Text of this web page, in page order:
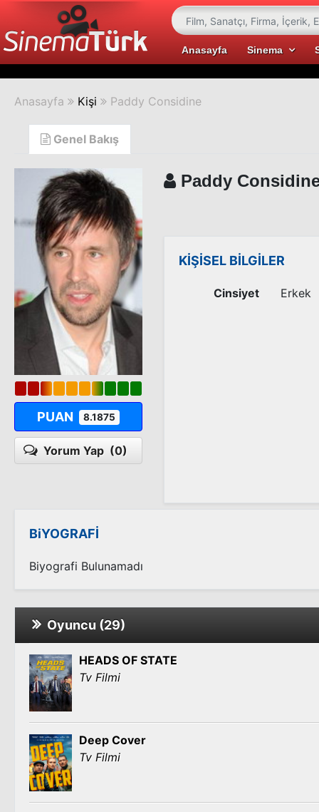
Anasayfa Sinema
Anasayfa Kişi Paddy Considine
Genel Bakış
PUAN 8.1875
Yorum Yap (0)
Paddy
KİŞİSEL BİLGİLER
Cinsiyet Erkek
BiYOGRAFİ
Biyografi Bulunamadı
Oyuncu (29)
HEADS OF STATE
Tv Filmi
Deep Cover
Tv Filmi